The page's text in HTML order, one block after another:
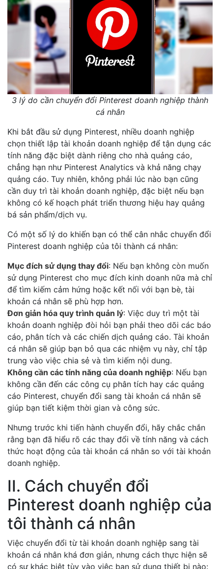
3 lý do cần chuyển đổi Pinterest doanh nghiệp thành
cá nhân
Khi bắt đầu sử dụng Pinterest, nhiều doanh nghiệp
chọn thiết lập tài khoản doanh nghiệp để tận dụng các
tính năng đặc biệt dành riêng cho nhà quảng cáo,
chẳng hạn như Pinterest Analytics và khả năng chạy
quảng cáo. Tuy nhiên, không phải lúc nào bạn cũng
cần duy trì tài khoản doanh nghiệp, đặc biệt nếu bạn
không có kế hoạch phát triển thương hiệu hay quảng
bá sản phẩm/dịch vụ.
Có một số lý do khiến bạn có thể cân nhắc chuyển đổi
Pinterest doanh nghiệp của tôi thành cá nhân:
Mục đích sử dụng thay đổi: Nếu bạn không còn muốn
sử dụng Pinterest cho mục đích kinh doanh nữa mà chỉ
để tìm kiếm cảm hứng hoặc kết nối với bạn bè, tài
khoản cá nhân sẽ phù hợp hơn.
Đơn giản hóa quy trình quản lý: Việc duy trì một tài
khoản doanh nghiệp đòi hỏi bạn phải theo dõi các báo
cáo, phân tích và các chiến dịch quảng cáo. Tài khoản
cá nhân sẽ giúp bạn bỏ qua các nhiệm vụ này, chỉ tập
trung vào việc chia sẻ và tìm kiếm nội dung.
Không cần các tính năng của doanh nghiệp: Nếu bạn
không cần đến các công cụ phân tích hay các quảng
cáo Pinterest, chuyển đổi sang tài khoản cá nhân sẽ
giúp bạn tiết kiệm thời gian và công sức.
Nhưng trước khi tiến hành chuyển đổi, hãy chắc chắn
rằng bạn đã hiểu rõ các thay đổi về tính năng và cách
thức hoạt động của tài khoản cá nhân so với tài khoản
doanh nghiệp.
II. Cách chuyển đổi
Pinterest doanh nghiệp của
tôi thành cá nhân
Việc chuyển đổi từ tài khoản doanh nghiệp sang tài
khoản cá nhân khá đơn giản, nhưng cách thực hiện sẽ
có sự khác biệt tùy vào việc bạn sử dụng thiết bị nào: